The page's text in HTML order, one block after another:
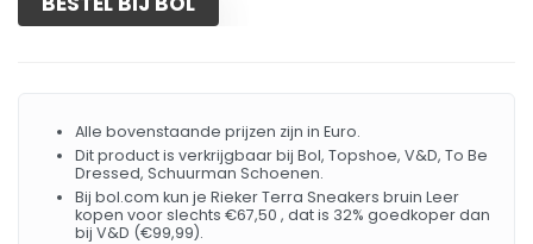
Alle bovenstaande prijzen zijn in Euro.
Dit product is verkrijgbaar bij Bol, Topshoe, V&D, To Be
Dressed, Schuurman Schoenen.
Bij bol.com kun je Rieker Terra Sneakers bruin Leer
kopen voor slechts €67,50 , dat is 32% goedkoper dan
bij V&D (€99,99).